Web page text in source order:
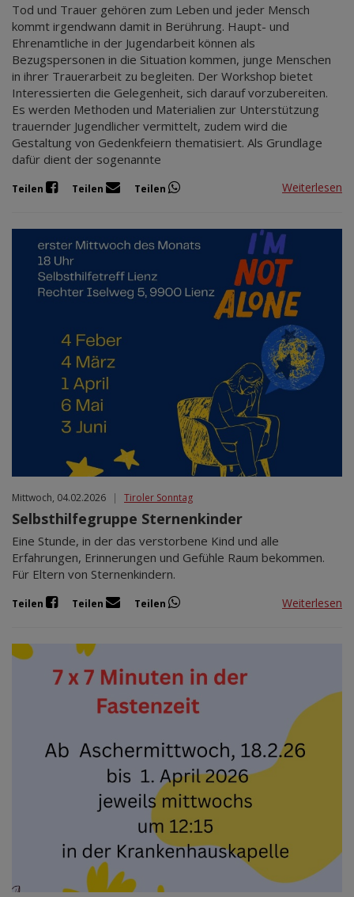
Tod und Trauer gehören zum Leben und jeder Mensch
kommt irgendwann damit in Berührung. Haupt- und
Ehrenamtliche in der Jugendarbeit können als
Bezugspersonen in die Situation kommen, junge Menschen
in ihrer Trauerarbeit zu begleiten. Der Workshop bietet
Interessierten die Gelegenheit, sich darauf vorzubereiten.
Es werden Methoden und Materialien zur Unterstützung
trauernder Jugendlicher vermittelt, zudem wird die
Gestaltung von Gedenkfeiern thematisiert. Als Grundlage
dafür dient der sogenannte
Teilen Teilen Teilen Weiterlesen
Mittwoch, 04.02.2026 | Tiroler Sonntag
Selbsthilfegruppe Sternenkinder
Eine Stunde, in der das verstorbene Kind und alle
Erfahrungen, Erinnerungen und Gefühle Raum bekommen.
Für Eltern von Sternenkindern.
Teilen Teilen Teilen Weiterlesen